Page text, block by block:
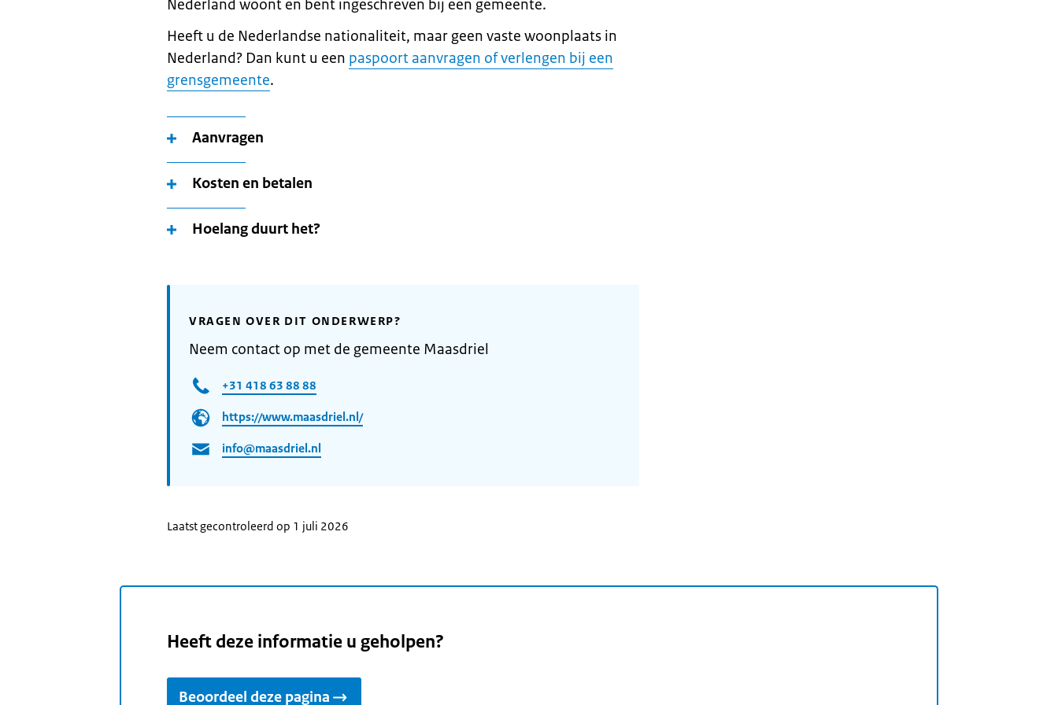
Nederland woont en bent ingeschreven bij een gemeente.
Heeft u de Nederlandse nationaliteit, maar geen vaste woonplaats in
Nederland? Dan kunt u een paspoort aanvragen of verlengen bij een
grensgemeente.
Aanvragen
Kosten en betalen
Hoelang duurt het?
VRAGEN OVER DIT ONDERWERP?
Neem contact op met de gemeente Maasdriel
+31 418 63 88 88
https://www.maasdriel.nl/
info@maasdriel.nl
Laatst gecontroleerd op 1 juli 2026
Heeft deze informatie u geholpen?
Beoordeel deze pagina